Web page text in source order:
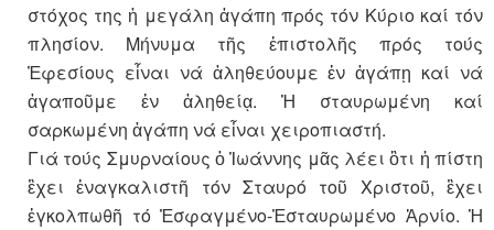
στόχος της ἠ μεγάλη ἀγάπη πρός τόν Κύριο καί τόν
πλησίον. Μήνυμα τῆς ἐπιστολῆς πρός τούς
Ἐφεσίους εἶναι νά ἀληθεύουμε ἐν ἀγάπῃ καί νά
ἀγαποῦμε ἐν ἀληθείᾳ. Ἡ σταυρωμένη καί
σαρκωμένη ἀγάπη νά εἶναι χειροπιαστή.
Γιά τούς Σμυρναίους ὁ Ἰωάννης μᾶς λέει ὃτι ἡ πίστη
ἒχει ἐναγκαλιστῆ τόν Σταυρό τοῦ Χριστοῦ, ἒχει
ἐγκολπωθῆ τό Ἐσφαγμένο-Ἐσταυρωμένο Ἀρνίο. Ἡ